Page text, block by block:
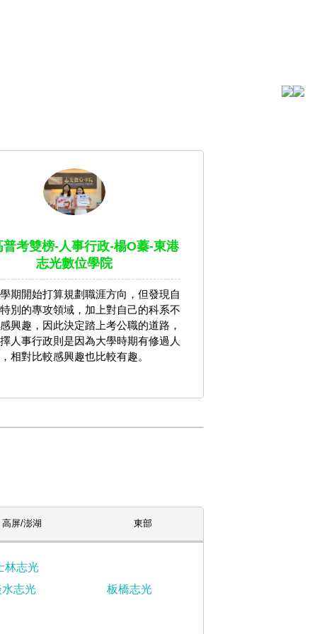
普考雙榜-人事行政-楊O蓁-東港
志光數位學院
期開始打算規劃職涯方向，但發現自
別的專攻領域，加上對自己的科系不
興趣，因此決定踏上考公職的道路，
人事行政則是因為大學時期有修過人
相對比較感興趣也比較有趣。
高屏/澎湖 東部
林志光
水志光
板橋志光